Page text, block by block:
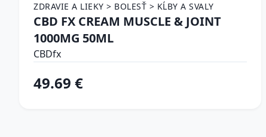
ZDRAVIE A LIEKY > BOLESŤ > KĹBY A SVALY
CBD FX CREAM MUSCLE & JOINT
1000MG 50ML
CBDfx
49.69 €